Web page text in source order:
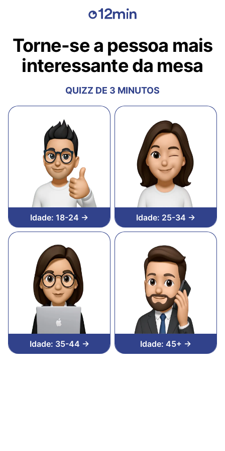
Torne-se a pessoa mais
interessante da mesa
QUIZZ DE 3 MINUTOS
Idade: 18-24 → Idade: 25-34 →
Idade: 35-44 → Idade: 45+ →